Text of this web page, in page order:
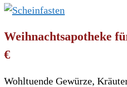
Weihnachtsapotheke
€
Wohltuende Gewürze,